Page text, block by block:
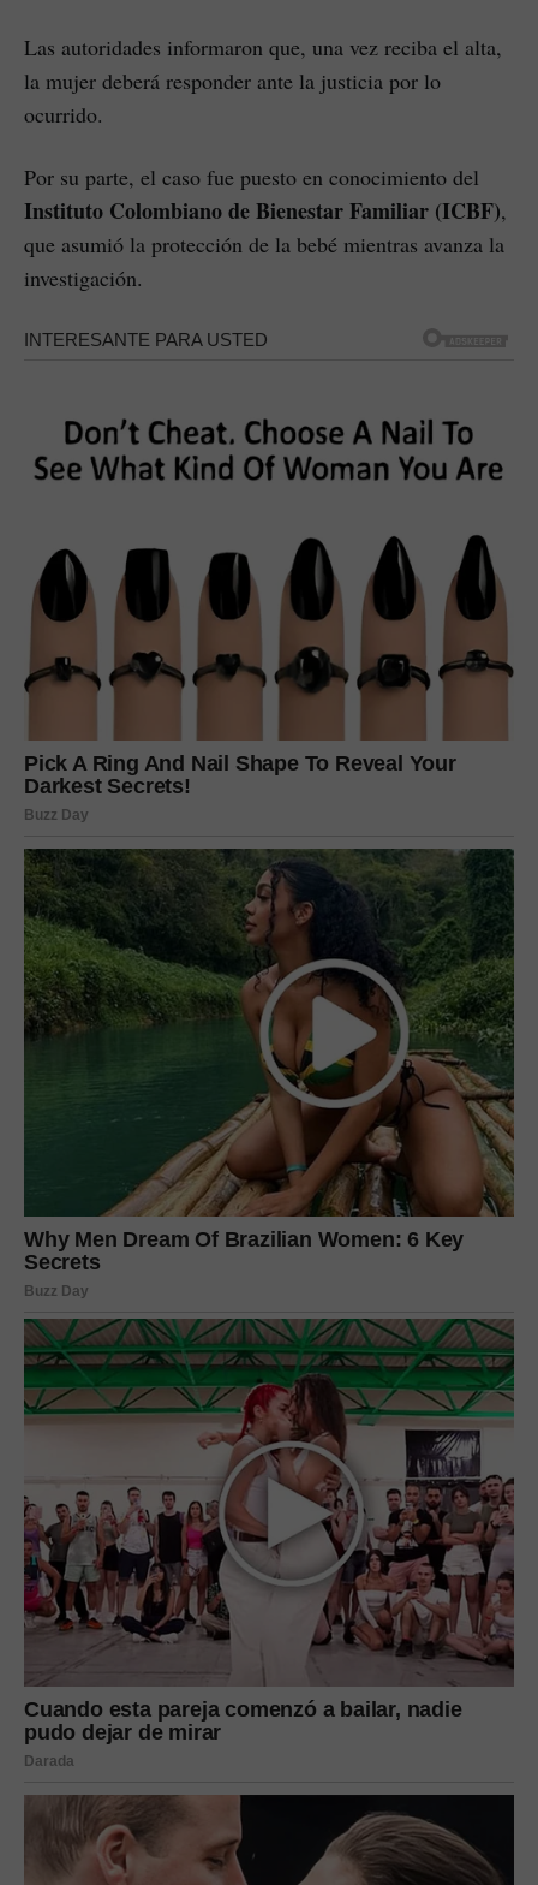
Las autoridades informaron que, una vez reciba el alta,
la mujer deberá responder ante la justicia por lo
ocurrido.
Por su parte, el caso fue puesto en conocimiento del
Instituto Colombiano de Bienestar Familiar (ICBF),
que asumió la protección de la bebé mientras avanza la
investigación.